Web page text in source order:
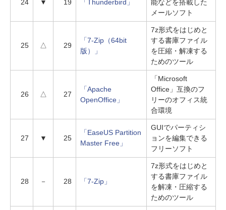
24 ▼ 19 「Thunderbird」
能などを搭載した
メールソフト
25 △ 29
「7-Zip（64bit
版）」
7z形式をはじめと
する書庫ファイル
を圧縮・解凍する
ためのツール
26 △ 27
「Apache
OpenOffice」
「Microsoft
Office」互換のフ
リーのオフィス統
合環境
27 ▼ 25
「EaseUS Partition
Master Free」
GUIでパーティシ
ョンを編集できる
フリーソフト
28 － 28 「7-Zip」
7z形式をはじめと
する書庫ファイル
を解凍・圧縮する
ためのツール